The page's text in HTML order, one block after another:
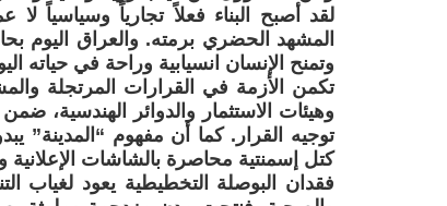
لقد أصبح البناء فعلاً تجارياً وسياسياً
المشهد الحضري برمته. والعراق اليوم
وتمنح الإنسان انسيابية وراحة في حياته
تكمن الأزمة في القرارات المرتجلة
وهيئات الاستثمار والدوائر الهندسية،
توجيه القرار. كما أن مفهوم “المدينة”
كتل إسمنتية محاصرة بالشاشات الإعلانية
فقدان البوصلة التخطيطية يعود لغياب